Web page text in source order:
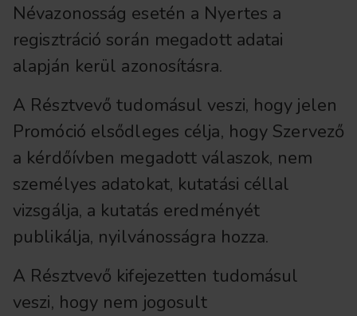
Névazonosság esetén a Nyertes a
regisztráció során megadott adatai
alapján kerül azonosításra.
A Résztvevő tudomásul veszi, hogy jelen
Promóció elsődleges célja, hogy Szervező
a kérdőívben megadott válaszok, nem
személyes adatokat, kutatási céllal
vizsgálja, a kutatás eredményét
publikálja, nyilvánosságra hozza.
A Résztvevő kifejezetten tudomásul
veszi, hogy nem jogosult